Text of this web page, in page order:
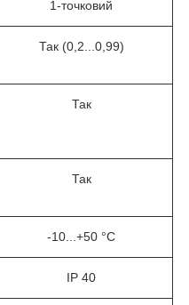
1-точковий
Так (0,2...0,99)
Так
Так
-10...+50 °С
IP 40